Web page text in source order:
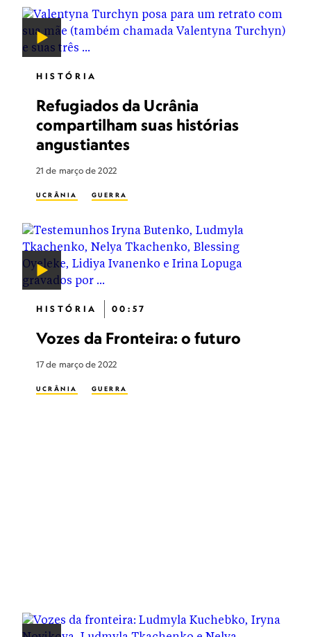
HISTÓRIA
Refugiados da Ucrânia
compartilham suas histórias
angustiantes
21 de março de 2022
UCRÂNIA GUERRA
HISTÓRIA 00:57
Vozes da Fronteira: o futuro
17 de março de 2022
UCRÂNIA GUERRA